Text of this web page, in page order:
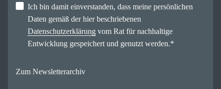
Ich bin damit einverstanden, dass meine persönlichen
Daten gemäß der hier beschriebenen
Datenschutzerklärung vom Rat für nachhaltige
Entwicklung gespeichert und genutzt werden.*
Zum Newsletterarchiv